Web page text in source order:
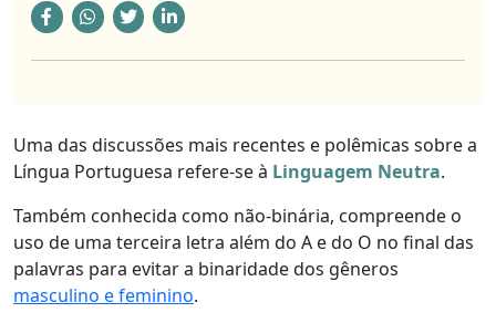
Uma das discussões mais recentes e polêmicas sobre a
Língua Portuguesa refere-se à Linguagem Neutra.
Também conhecida como não-binária, compreende o
uso de uma terceira letra além do A e do O no final das
palavras para evitar a binaridade dos gêneros
masculino e feminino.